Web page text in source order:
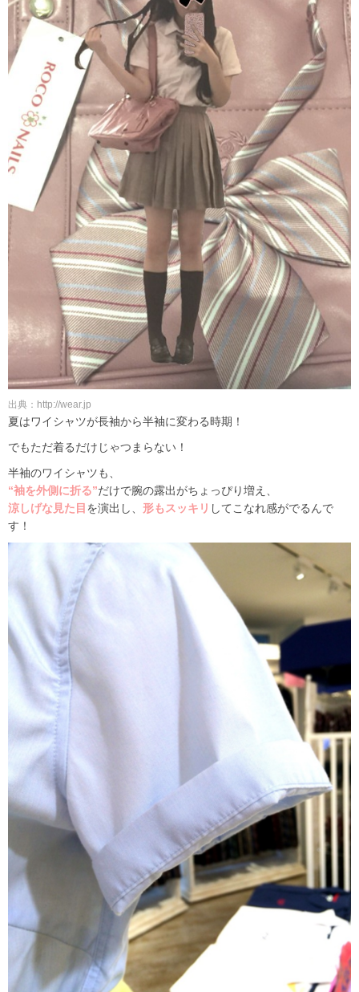
出典：http://wear.jp
夏はワイシャツが長袖から半袖に変わる時期！
でもただ着るだけじゃつまらない！
半袖のワイシャツも、
“袖を外側に折る”だけで腕の露出がちょっぴり増え、
涼しげな見た目 を演出し、 形もスッキリ してこなれ感がでるんで
す！